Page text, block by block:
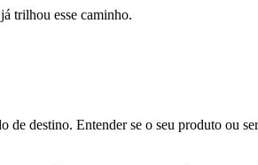
trilhou esse caminho.
destino. Entender se o seu produto ou